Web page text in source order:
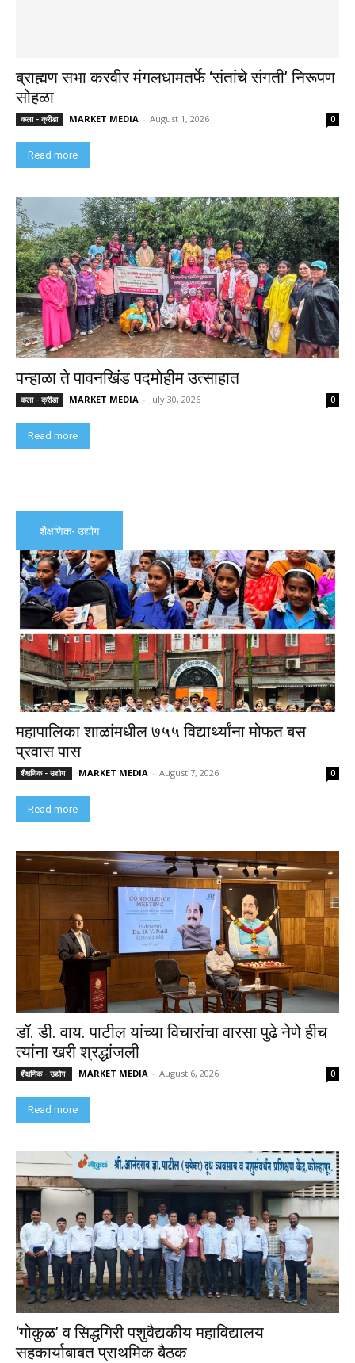
ब्राह्मण सभा करवीर मंगलधामतर्फे ‘संतांचे संगती’ निरूपण
सोहळा
कला - क्रीडा MARKET MEDIA - August 1, 2026 0
Read more
पन्हाळा ते पावनखिंड पदमोहीम उत्साहात
कला - क्रीडा MARKET MEDIA - July 30, 2026 0
Read more
शैक्षणिक- उद्योग
महापालिका शाळांमधील ७५५ विद्यार्थ्यांना मोफत बस
प्रवास पास
शैक्षणिक - उद्योग MARKET MEDIA - August 7, 2026 0
Read more
डॉ. डी. वाय. पाटील यांच्या विचारांचा वारसा पुढे नेणे हीच
त्यांना खरी श्रद्धांजली
शैक्षणिक - उद्योग MARKET MEDIA - August 6, 2026 0
Read more
‘गोकुळ’ व सिद्धगिरी पशुवैद्यकीय महाविद्यालय
सहकार्याबाबत प्राथमिक बैठक